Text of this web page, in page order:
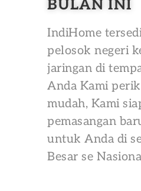
BULAN INI
IndiHome
pelosok negeri
jaringan di
Anda Kami
mudah, Kami
pemasangan
untuk Anda di
Besar se